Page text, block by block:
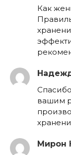
Как
вашим
Мирон